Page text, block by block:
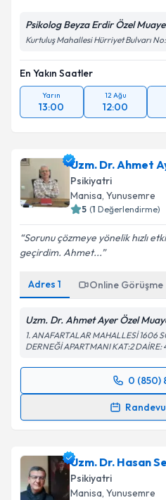
Psikolog Beyza Erdir Özel
Kurtuluş Mahallesi Hürriyet Bulvarı
En Yakın Saatler
Yarın
13:00
12 Ağu
12:00
Uzm. Dr. Ahmet
Psikiyatri
Manisa, Yunusemre
5 (1 Değerlendirme)
Sorunu çözmeye yönelik hızlı
geçirdim. Ahmet...
Adres 1 Online Görüşme
Uzm. Dr. Ahmet Ayer Özel
1. ANAFARTALAR MAHALLESİ 1606
DERNEĞİ APARTMANI KAT:2
0 (850)
Randevu Takvimi
takvim hazırlandığında
E-posta Adresiniz
Uzm. Dr. Hasan
Psikiyatri
Manisa, Yunusemre